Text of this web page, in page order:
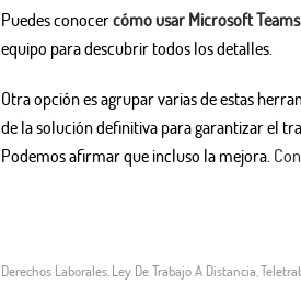
Puedes conocercómo usar Microsoft
equipo para descubrir todos los detalles.
Otra opción es agrupar varias de estas
de la solución definitiva para garantizar el
Podemos afirmar que incluso la mejora.
Derechos Laborales, Ley De Trabajo A Distancia,